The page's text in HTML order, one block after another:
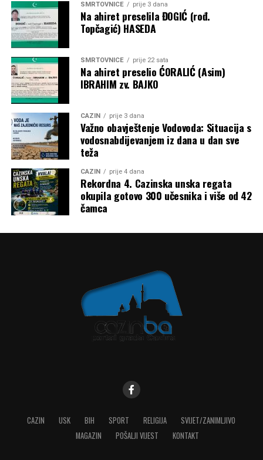
SMRTOVNICE prije 3 dana
Na ahiret preselila ĐOGIĆ (rođ.
Topčagić) HASEDA
SMRTOVNICE prije 22 sata
Na ahiret preselio ĆORALIĆ (Asim)
IBRAHIM zv. BAJKO
CAZIN prije 3 dana
Važno obavještenje Vodovoda: Situacija s
vodosnabdijevanjem iz dana u dan sve
teža
CAZIN prije 4 dana
Rekordna 4. Cazinska unska regata
okupila gotovo 300 učesnika i više od 42
čamca
CAZIN USK BIH SPORT RELIGIJA
SVIJET/ZANIMLJIVO
MAGAZIN
POŠALJI VIJEST KONTAKT